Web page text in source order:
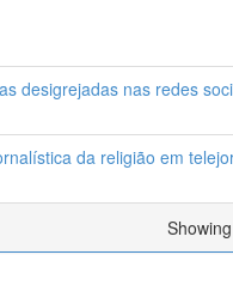
desigrejadas nas redes
da religião em